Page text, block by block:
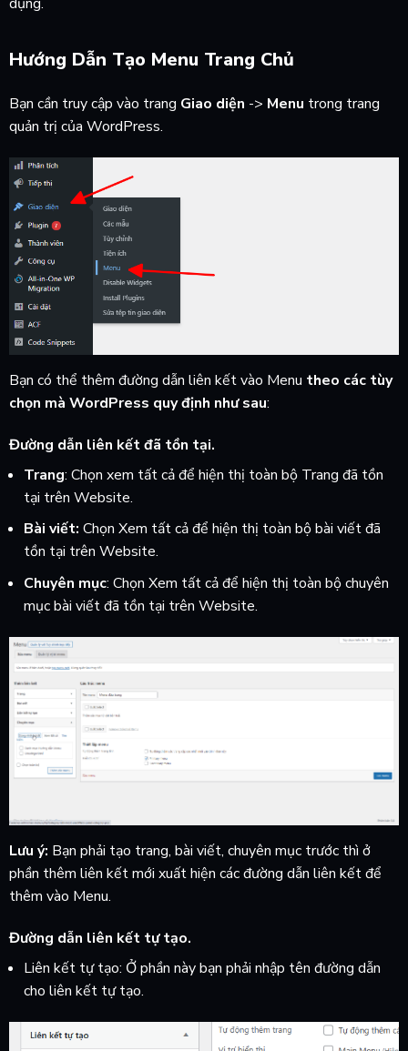
dụng.
Hướng Dẫn Tạo Menu Trang Chủ
Bạn cần truy cập vào trang Giao diện -> Menu trong trang
quản trị của WordPress.
Bạn có thể thêm đường dẫn liên kết vào Menu theo các tùy
chọn mà WordPress quy định như sau:
Đường dẫn liên kết đã tồn tại.
Trang: Chọn xem tất cả để hiện thị toàn bộ Trang đã tồn
tại trên Website.
Bài viết: Chọn Xem tất cả để hiện thị toàn bộ bài viết đã
tồn tại trên Website.
Chuyên mục: Chọn Xem tất cả để hiện thị toàn bộ chuyên
mục bài viết đã tồn tại trên Website.
Lưu ý: Bạn phải tạo trang, bài viết, chuyên mục trước thì ở
phần thêm liên kết mới xuất hiện các đường dẫn liên kết để
thêm vào Menu.
Đường dẫn liên kết tự tạo.
Liên kết tự tạo: Ở phần này bạn phải nhập tên đường dẫn
cho liên kết tự tạo.